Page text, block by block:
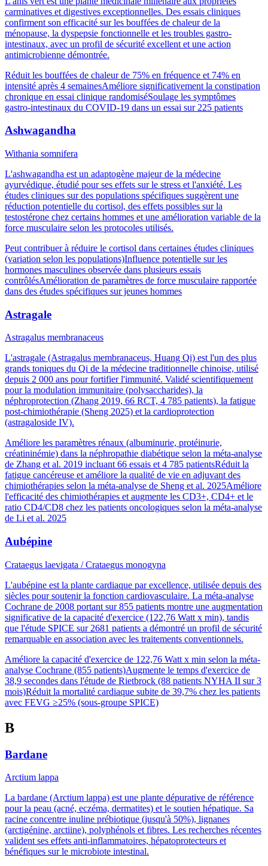
carminatives et digestives exceptionnelles. Des essais cliniques
confirment son efficacité sur les bouffées de chaleur de la
ménopause, la dyspepsie fonctionnelle et les troubles gastro-
intestinaux, avec un profil de sécurité excellent et une action
antimicrobienne démontrée.
Réduit les bouffées de chaleur de 75% en fréquence et 74% en
intensité après 4 semainesAméliore significativement la constipation
chronique en essai clinique randomiséSoulage les symptômes
gastro-intestinaux du COVID-19 dans un essai sur 225 patients
Ashwagandha
Withania somnifera
L'ashwagandha est un adaptogène majeur de la médecine
ayurvédique, étudié pour ses effets sur le stress et l'anxiété. Les
études cliniques sur des populations spécifiques suggèrent une
réduction potentielle du cortisol, des effets possibles sur la
testostérone chez certains hommes et une amélioration variable de la
force musculaire selon les protocoles utilisés.
Peut contribuer à réduire le cortisol dans certaines études cliniques
(variation selon les populations)Influence potentielle sur les
hormones masculines observée dans plusieurs essais
contrôlésAmélioration de paramètres de force musculaire rapportée
dans des études spécifiques sur jeunes hommes
Astragale
Astragalus membranaceus
L'astragale (Astragalus membranaceus, Huang Qi) est l'un des plus
grands toniques du Qi de la médecine traditionnelle chinoise, utilisé
depuis 2 000 ans pour fortifier l'immunité. Validé scientifiquement
pour la modulation immunitaire (polysaccharides), la
néphroprotection (Zhang 2019, 66 RCT, 4 785 patients), la fatigue
post-chimiothérapie (Sheng 2025) et la cardioprotection
(astragaloside IV).
Améliore les paramètres rénaux (albuminurie, protéinurie,
créatininémie) dans la néphropathie diabétique selon la méta-analyse
de Zhang et al. 2019 incluant 66 essais et 4 785 patientsRéduit la
fatigue cancéreuse et améliore la qualité de vie en adjuvant des
chimiothérapies selon la méta-analyse de Sheng et al. 2025Améliore
l'efficacité des chimiothérapies et augmente les CD3+, CD4+ et le
ratio CD4/CD8 chez les patients oncologiques selon la méta-analyse
de Li et al. 2025
Aubépine
Crataegus laevigata / Crataegus monogyna
L'aubépine est la plante cardiaque par excellence, utilisée depuis des
siècles pour soutenir la fonction cardiovasculaire. La méta-analyse
Cochrane de 2008 portant sur 855 patients montre une augmentation
significative de la capacité d'exercice (122,76 Watt x min), tandis
que l'étude SPICE sur 2681 patients a démontré un profil de sécurité
remarquable en association avec les traitements conventionnels.
Améliore la capacité d'exercice de 122,76 Watt x min selon la méta-
analyse Cochrane (855 patients)Augmente le temps d'exercice de
38,9 secondes dans l'étude de Rietbrock (88 patients NYHA II sur 3
mois)Réduit la mortalité cardiaque subite de 39,7% chez les patients
avec FEVG ≥25% (sous-groupe SPICE)
B
Bardane
Arctium lappa
La bardane (Arctium lappa) est une plante dépurative de référence
pour la peau (acné, eczéma, dermatites) et le soutien hépatique. Sa
racine concentre inuline prébiotique (jusqu'à 50%), lignanes
(arctigénine, arctiine), polyphénols et fibres. Les recherches récentes
valident ses effets anti-inflammatoires, hépatoprotecteurs et
bénéfiques sur le microbiote intestinal.